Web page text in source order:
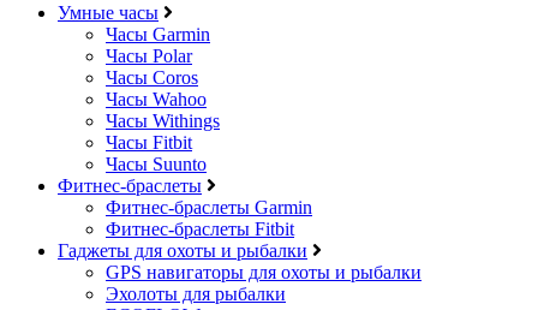
Умные часы
Часы Garmin
Часы Polar
Часы Coros
Часы Wahoo
Часы Withings
Часы Fitbit
Часы Suunto
Фитнес-браслеты
Фитнес-браслеты Garmin
Фитнес-браслеты Fitbit
Гаджеты для охоты и рыбалки
GPS навигаторы для охоты и рыбалки
Эхолоты для рыбалки